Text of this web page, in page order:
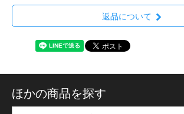
返品について
ほかの商品を探す